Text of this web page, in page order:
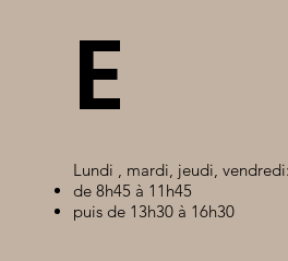
E
Lundi , mardi, jeudi, vendredi:
de 8h45 à 11h45
puis de 13h30 à 16h30